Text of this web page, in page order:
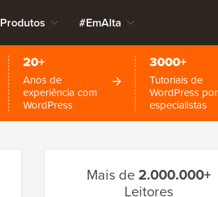
Produtos #EmAlta
20+
Anos de
experiência com
WordPress
3000+
Tutoriais de
WordPress por
especialistas
LateralMais de2.000.000+
Leitores